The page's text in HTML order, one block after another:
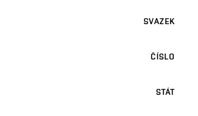
SVAZEK
ČÍSLO
STÁT